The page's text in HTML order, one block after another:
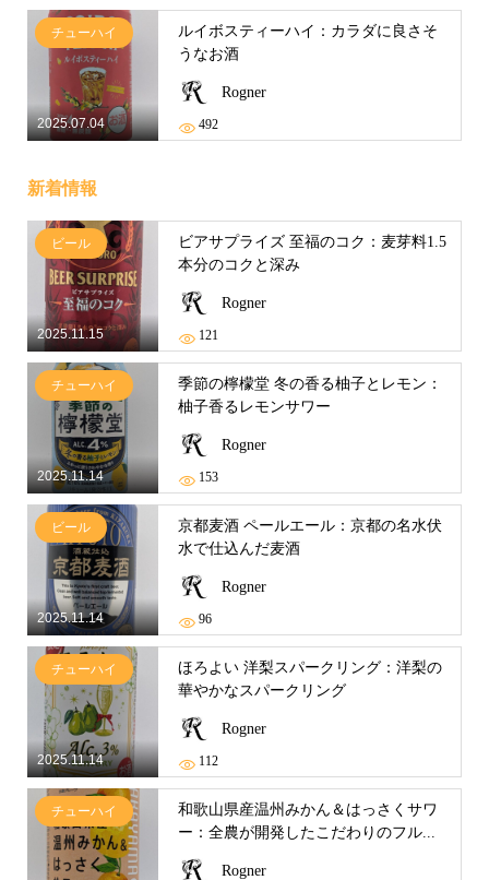
2025.07.04
チューハイ
ルイボスティーハイ：カラダに良さそ
うなお酒
Rogner
492
新着情報
2025.11.15
ビール
ビアサプライズ 至福のコク：麦芽料1.5
本分のコクと深み
Rogner
121
2025.11.14
チューハイ
季節の檸檬堂 冬の香る柚子とレモン：
柚子香るレモンサワー
Rogner
153
2025.11.14
ビール
京都麦酒 ペールエール：京都の名水伏
水で仕込んだ麦酒
Rogner
96
2025.11.14
チューハイ
ほろよい 洋梨スパークリング：洋梨の
華やかなスパークリング
Rogner
112
チューハイ
和歌山県産温州みかん＆はっさくサワ
ー：全農が開発したこだわりのフル...
Rogner